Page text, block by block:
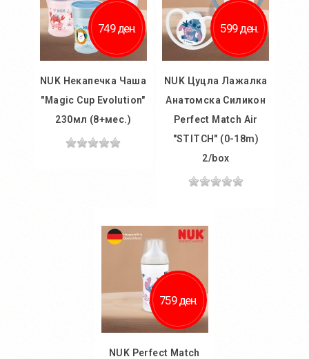
Додај за споредба
749 ден.
NUK Некапечка Чаша
"Magic Cup Evolution"
230мл (8+мес.)
Додај во желби
Додај за споредба
599 ден.
NUK Цуцла Лажалка
Анатомска Силикон
Perfect Match Air
"STITCH" (0-18m)
2/box
кошничка
Додај во желби
Додај за споредба
759 ден.
NUK Perfect Match